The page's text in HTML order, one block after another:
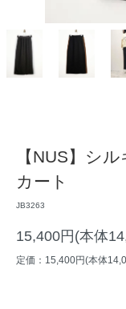
【NUS】シ
カート
JB3263
15,400円(本体
定価：15,400円(本体